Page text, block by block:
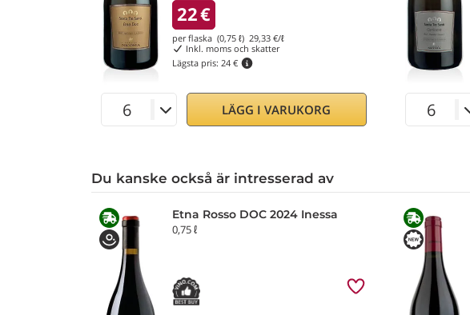
22€
per flaska (0,75 ℓ) 29,33 €/ℓ
Inkl. moms och skatter
Lägsta pris: 24 €
LÄGG I VARUKORG
Du kanske också är intresserad av
Etna Rosso DOC 2024 Inessa
0,75 ℓ